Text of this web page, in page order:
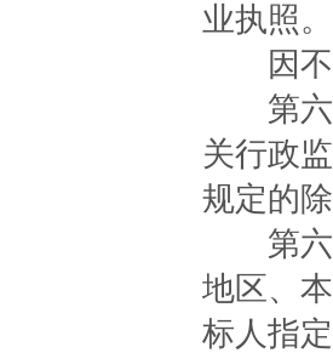
业执照。
因不
第六
关行政
规定的
第六
地区、
标人指